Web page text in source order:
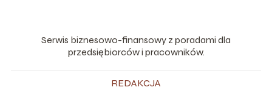
Serwis biznesowo-finansowy z poradami dla
przedsiębiorców i pracowników.
REDAKCJA